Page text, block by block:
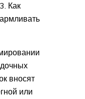
Как
вносят
или